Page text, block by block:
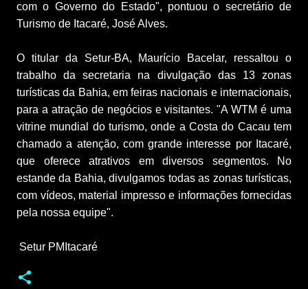
com o Governo do Estado", pontuou o secretário de
Turismo de Itacaré, José Alves.
O titular da Setur-BA, Maurício Bacelar, ressaltou o
trabalho da secretaria na divulgação das 13 zonas
turísticas da Bahia, em feiras nacionais e internacionais,
para a atração de negócios e visitantes. "A WTM é uma
vitrine mundial do turismo, onde a Costa do Cacau tem
chamado a atenção, com grande interesse por Itacaré,
que oferece atrativos em diversos segmentos. No
estande da Bahia, divulgamos todas as zonas turísticas,
com vídeos, material impresso e informações fornecidas
pela nossa equipe".
Setur PMItacaré